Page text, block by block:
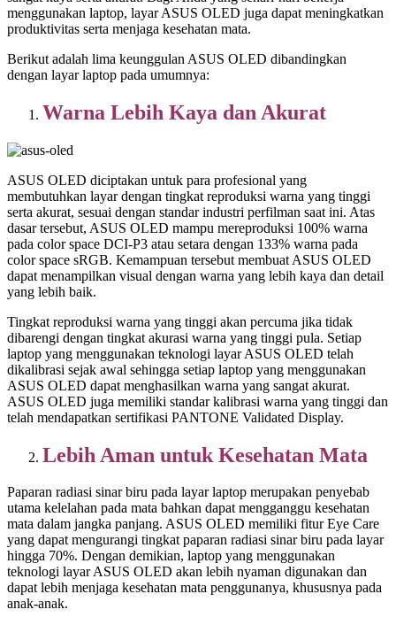
menggunakan laptop, layar ASUS OLED juga dapat meningkatkan
produktivitas serta menjaga kesehatan mata.
Berikut adalah lima keunggulan ASUS OLED dibandingkan
dengan layar laptop pada umumnya:
Warna Lebih Kaya dan Akurat
ASUS OLED diciptakan untuk para profesional yang
membutuhkan layar dengan tingkat reproduksi warna yang tinggi
serta akurat, sesuai dengan standar industri perfilman saat ini. Atas
dasar tersebut, ASUS OLED mampu mereproduksi 100% warna
pada color space DCI-P3 atau setara dengan 133% warna pada
color space sRGB. Kemampuan tersebut membuat ASUS OLED
dapat menampilkan visual dengan warna yang lebih kaya dan detail
yang lebih baik.
Tingkat reproduksi warna yang tinggi akan percuma jika tidak
dibarengi dengan tingkat akurasi warna yang tinggi pula. Setiap
laptop yang menggunakan teknologi layar ASUS OLED telah
dikalibrasi sejak awal sehingga setiap laptop yang menggunakan
ASUS OLED dapat menghasilkan warna yang sangat akurat.
ASUS OLED juga memiliki standar kalibrasi warna yang tinggi dan
telah mendapatkan sertifikasi PANTONE Validated Display.
Lebih Aman untuk Kesehatan Mata
Paparan radiasi sinar biru pada layar laptop merupakan penyebab
utama kelelahan pada mata bahkan dapat mengganggu kesehatan
mata dalam jangka panjang. ASUS OLED memiliki fitur Eye Care
yang dapat mengurangi tingkat paparan radiasi sinar biru pada layar
hingga 70%. Dengan demikian, laptop yang menggunakan
teknologi layar ASUS OLED akan lebih nyaman digunakan dan
dapat lebih menjaga kesehatan mata penggunanya, khususnya pada
anak-anak.